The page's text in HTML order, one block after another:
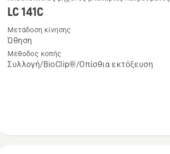
περισσότερες
λεπτομέρειες
για
LC 141C
Μετάδοση κίνησης
Ώθηση
Μέθοδος κοπής
Συλλογή/BioClip®/Οπίσθια εκτόξευση